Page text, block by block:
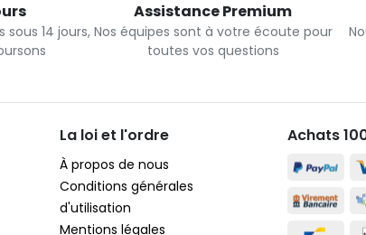
sous 14 jours,
Assistance Premium
Nos équipes sont à votre écoute pour
toutes vos questions
La loi et l'ordre
À propos de nous
Conditions générales
d'utilisation
Mentions légales
Achats